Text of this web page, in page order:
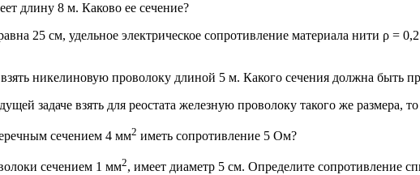
длину 8 м. Каково ее сечение?
25 см, удельное электрическое сопротивление материала нити ρ =
никелиновую проволоку длиной 5 м. Какого сечения должна быть
задаче взять для реостата железную проволоку такого же размера, то
сечением 4 мм2 иметь сопротивление 5 Ом?
сечением 1 мм2, имеет диаметр 5 см. Определите сопротивление